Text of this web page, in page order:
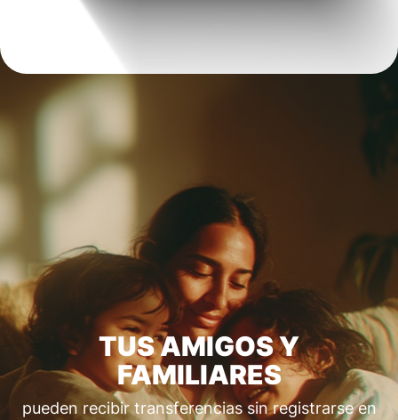
TUS AMIGOS Y
FAMILIARES
pueden recibir transferencias sin registrarse en